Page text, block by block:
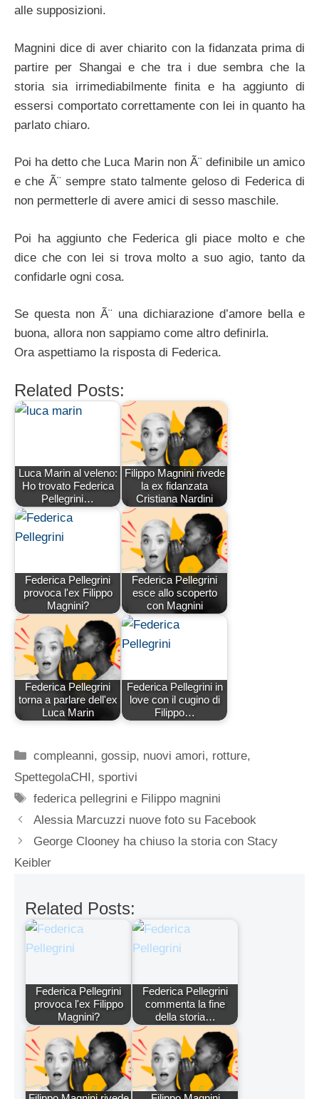
alle supposizioni.
Magnini dice di aver chiarito con la fidanzata prima di
partire per Shangai e che tra i due sembra che la
storia sia irrimediabilmente finita e ha aggiunto di
essersi comportato correttamente con lei in quanto ha
parlato chiaro.
Poi ha detto che Luca Marin non Ã¨ definibile un amico
e che Ã¨ sempre stato talmente geloso di Federica di
non permetterle di avere amici di sesso maschile.
Poi ha aggiunto che Federica gli piace molto e che
dice che con lei si trova molto a suo agio, tanto da
confidarle ogni cosa.
Se questa non Ã¨ una dichiarazione d’amore bella e
buona, allora non sappiamo come altro definirla.
Ora aspettiamo la risposta di Federica.
Related Posts:
Luca Marin al veleno:
Ho trovato Federica
Pellegrini…
Filippo Magnini rivede
la ex fidanzata
Cristiana Nardini
Federica Pellegrini
provoca l'ex Filippo
Magnini?
Federica Pellegrini
esce allo scoperto
con Magnini
Federica Pellegrini
torna a parlare dell'ex
Luca Marin
Federica Pellegrini in
love con il cugino di
Filippo…
Categorie
compleanni,gossip, nuovi amori, rotture,
SpettegolaCHI, sportivi
Tag
federica pellegrini e Filippo magnini
Alessia Marcuzzi nuove foto su Facebook
George Clooney ha chiuso la storia con Stacy
Keibler
Related Posts:
Federica Pellegrini
provoca l'ex Filippo
Magnini?
Federica Pellegrini
commenta la fine
della storia…